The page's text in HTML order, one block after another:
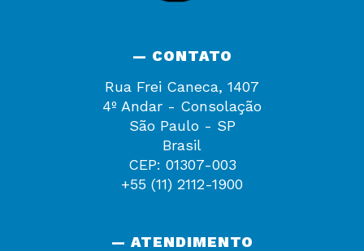
— CONTATO
Rua Frei Caneca, 1407
4º Andar - Consolação
São Paulo - SP
Brasil
CEP: 01307-003
+55 (11) 2112-1900
— ATENDIMENTO